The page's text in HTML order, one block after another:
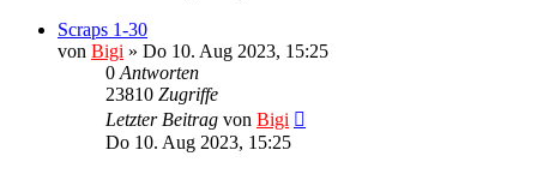
Scraps 1-30
von Bigi » Do 10. Aug 2023, 15:25
0 Antworten
23810 Zugriffe
Letzter Beitrag von Bigi
Do 10. Aug 2023, 15:25